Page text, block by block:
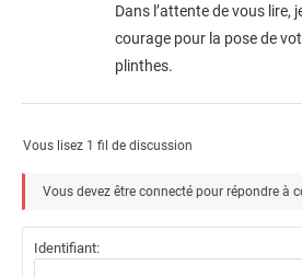
Dans l’attente de vous lire,
courage pour la pose de
plinthes.
Vous lisez 1 fil de discussion
Vous devez être connecté pour répondre à
Identifiant: